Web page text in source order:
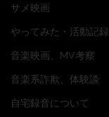
サメ映画
やってみた・活動記録
音楽映画、MV考察
音楽系詐欺、体験談
自宅録音について